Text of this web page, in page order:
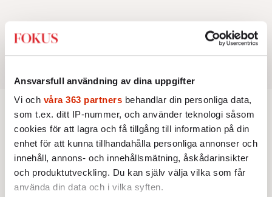
Ansvarsfull användning av dina uppgifter
Vi och våra 363 partners behandlar din personliga data,
som t.ex. ditt IP-nummer, och använder teknologi såsom
cookies för att lagra och få tillgång till information på din
enhet för att kunna tillhandahålla personliga annonser och
innehåll, annons- och innehållsmätning, åskådarinsikter
och produktutveckling. Du kan själv välja vilka som får
använda din data och i vilka syften.
AKTUELLT POLITIK
Trumps migrationspolitik är
effektiv men kostsam
Drakoniska metoder har gett illegal